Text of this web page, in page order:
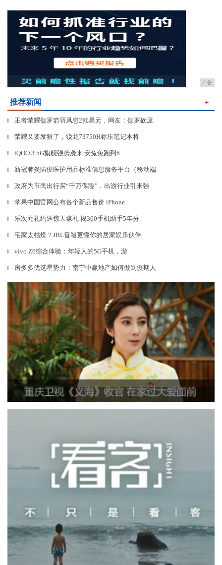
广告
推荐新闻 ＋
▎ 王者荣耀伽罗箭羽风息2款星元，网友：伽罗砍废
▎ 荣耀又要发狠了，锐龙73750H标压笔记本将
▎ iQOO 3 5G旗舰强势袭来 安兔兔跑到6
▎ 新冠肺炎防疫医护用品标准信息服务平台（移动端
▎ 政府为市民出行买“千万保险”，出游行业引来强
▎ 苹果中国官网公布各个新品售价 iPhone
▎ 乐次元礼约送惊天壕礼 揭360手机助手5年分
▎ 宅家太枯燥？JBL音箱更懂你的居家娱乐伙伴
▎ vivo Z6综合体验：年轻人的5G手机，游
▎ 房多多优选星势力：南宁中赢地产如何做到疫期人